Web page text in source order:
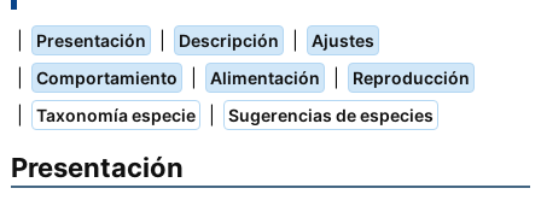
Presentación Descripción Ajustes
Comportamiento Alimentación Reproducción
Taxonomía especie Sugerencias de especies
Presentación